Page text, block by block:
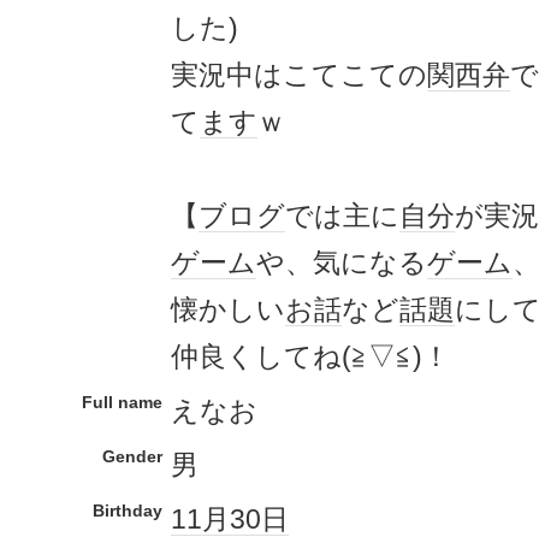
した)
実況中はこてこての関西弁
て ます ｗ
【 ブログでは主に 自分が実
ゲームや、気になるゲーム、
懐かしいお話など話題にし
仲良くしてね(≧▽≦)！
Full name えなお
Gender 男
Birthday 11月30日